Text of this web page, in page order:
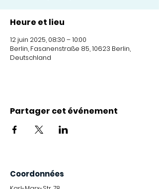
Heure et lieu
12 juin 2025, 08:30 – 10:00
Berlin, Fasanenstraße 85, 10623 Berlin,
Deutschland
Partager cet événement
Coordonnées